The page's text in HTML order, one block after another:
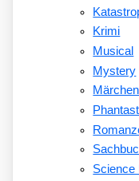
Krimi
Musical
Mystery
Märchen
Science